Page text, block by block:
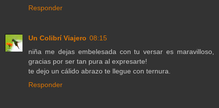
Responder
Un Colibrí Viajero 08:15
niña me dejas embelesada con tu versar es maravilloso,
gracias por ser tan pura al expresarte!
te dejo un cálido abrazo te llegue con ternura.
Responder